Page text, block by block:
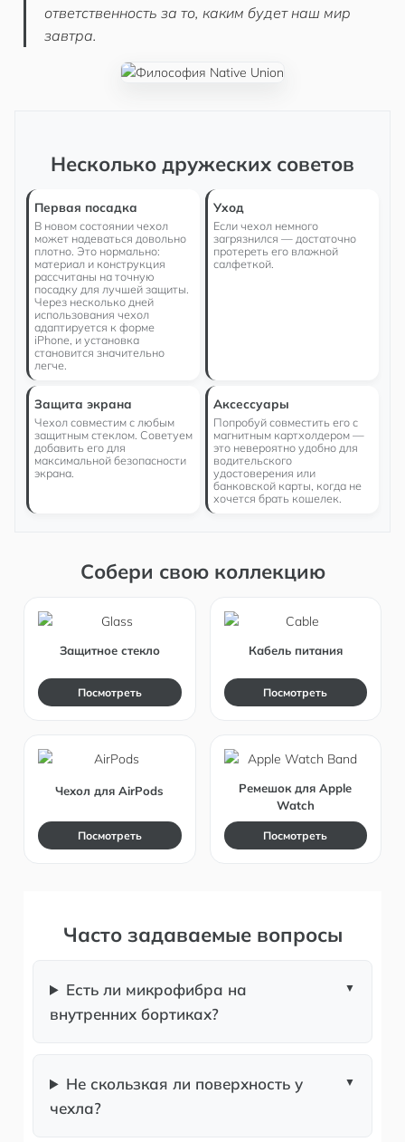
ответственность за то, каким будет наш мир
завтра.
Несколько дружеских советов
Первая посадка
В новом состоянии чехол
может надеваться довольно
плотно. Это нормально:
материал и конструкция
рассчитаны на точную
посадку для лучшей защиты.
Через несколько дней
использования чехол
адаптируется к форме
iPhone, и установка
становится значительно
легче.
Уход
Если чехол немного
загрязнился — достаточно
протереть его влажной
салфеткой.
Защита экрана
Чехол совместим с любым
защитным стеклом. Советуем
добавить его для
максимальной безопасности
экрана.
Аксессуары
Попробуй совместить его с
магнитным картхолдером —
это невероятно удобно для
водительского
удостоверения или
банковской карты, когда не
хочется брать кошелек.
Собери свою коллекцию
Защитное стекло
Посмотреть
Кабель питания
Посмотреть
Чехол для AirPods
Посмотреть
Ремешок для Apple
Watch
Посмотреть
Часто задаваемые вопросы
Есть ли микрофибра на
внутренних бортиках?
Не скользкая ли поверхность у
чехла?